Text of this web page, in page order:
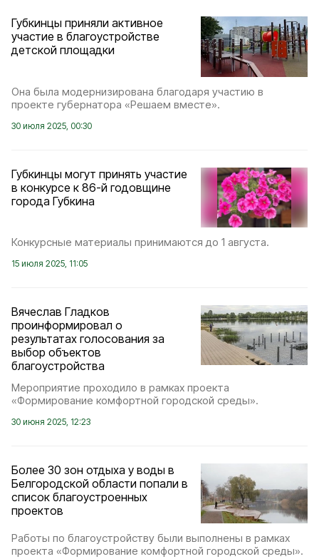
Губкинцы приняли активное
участие в благоустройстве
детской площадки
Она была модернизирована благодаря участию в
проекте губернатора «Решаем вместе».
30 июля 2025, 00:30
Губкинцы могут принять участие
в конкурсе к 86-й годовщине
города Губкина
Конкурсные материалы принимаются до 1 августа.
15 июля 2025, 11:05
Вячеслав Гладков
проинформировал о
результатах голосования за
выбор объектов
благоустройства
Мероприятие проходило в рамках проекта
«Формирование комфортной городской среды».
30 июня 2025, 12:23
Более 30 зон отдыха у воды в
Белгородской области попали в
список благоустроенных
проектов
Работы по благоустройству были выполнены в рамках
проекта «Формирование комфортной городской среды».